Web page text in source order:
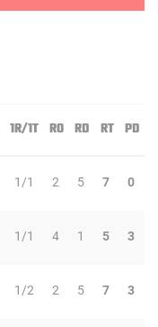
1R/1T RO RD RT PD
1/1 2 5 7 0
1/1 4 1 5 3
1/2 2 5 7 3